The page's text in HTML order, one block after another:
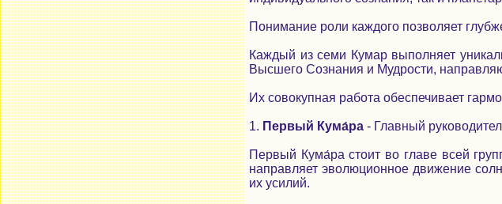
Понимание роли каждого позволяет
Каждый из семи Кумар выполняет
Высшего Сознания и Мудрости,
Их совокупная работа обеспечивает
1. Первый Кума́ра - Главный
Первый Кума́ра стоит во главе всей
направляет эволюционное движение
их усилий.